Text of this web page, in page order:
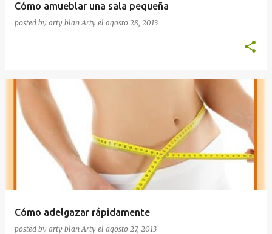
Cómo amueblar una sala pequeña
posted by arty blanArty el agosto 28, 2013
Cómo adelgazar rápidamente
posted by arty blanArty el agosto 27, 2013